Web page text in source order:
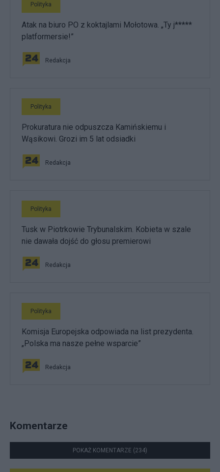
Polityka
Atak na biuro PO z koktajlami Mołotowa. „Ty j*****
platformersie!”
Redakcja
Polityka
Prokuratura nie odpuszcza Kamińskiemu i
Wąsikowi. Grozi im 5 lat odsiadki
Redakcja
Polityka
Tusk w Piotrkowie Trybunalskim. Kobieta w szale
nie dawała dojść do głosu premierowi
Redakcja
Polityka
Komisja Europejska odpowiada na list prezydenta.
„Polska ma nasze pełne wsparcie”
Redakcja
Komentarze
POKAŻ KOMENTARZE (234)